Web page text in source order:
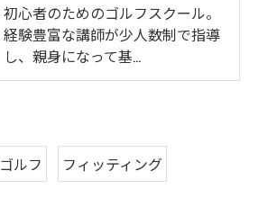
初心者のためのゴルフスクール。
経験豊富な講師が少人数制で指導
し、親身になって基…
ゴルフ フィッティング